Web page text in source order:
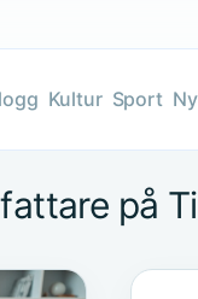
Kultur Sport
på